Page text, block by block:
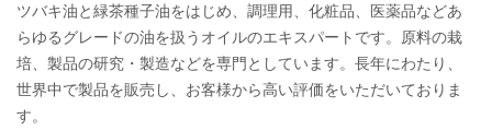
ツバキ油と緑茶種子油をはじめ、調理用、化粧品、医薬品などあ
らゆるグレードの油を扱うオイルのエキスパートです。原料の栽
培、製品の研究・製造などを専門としています。長年にわたり、
世界中で製品を販売し、お客様から高い評価をいただいておりま
す。